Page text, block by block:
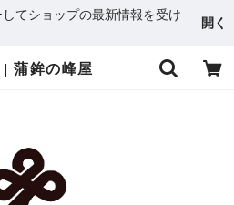
てショップの最新情報を受け
開く
蒲鉾の峰屋